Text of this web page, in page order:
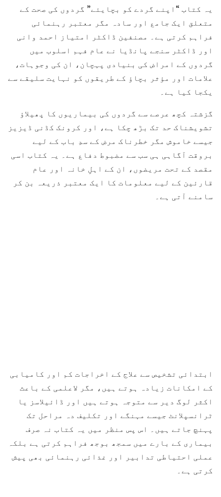
یہ کتاب “اپنے گردے کو بچایئے” گردوں کی صحت کے
متعلق ایک جامع اور سادہ مگر معتبر رہنمائی
فراہم کرتی ہے۔ مصنفین ڈاکٹر امتیاز احمد وانی
اور ڈاکٹر سنجے پانڈیا نے عام فہم اسلوب میں
گردوں کے امراض کی بنیادی پہچان، ان کی وجوہات،
علامات اور مؤثر بچاؤ کے طریقوں کو نہایت سلیقے سے
یکجا کیا ہے۔
گزشتہ کچھ عرصے سے گردوں کی بیماریوں کا پھیلاؤ
تشویشناک حد تک بڑھ چکا ہے، اور کرونک کڈنی ڈیزیز
جیسے خاموش مگر خطرناک مرض کے سدِ باب کے لیے
بروقت آگاہی ہی سب سے مضبوط دفاع ہے۔ یہ کتاب اسی
مقصد کے تحت مریضوں، ان کے اہلِ خانہ اور عام
قارئین کے لیے معلومات کا ایک معتبر ذریعہ بن کر
سامنے آتی ہے۔
ابتدائی تشخیص سے علاج کے اخراجات کم اور کامیابی
کے امکانات زیادہ ہوتے ہیں، مگر لاعلمی کے باعث
اکثر لوگ دیر سے متوجہ ہوتے ہیں اور ڈائیلاسز یا
ٹرانسپلانٹ جیسے مہنگے اور تکلیف دہ مراحل تک
پہنچ جاتے ہیں۔ اس پس منظر میں یہ کتاب نہ صرف
بیماری کے بارے میں سمجھ بوجھ فراہم کرتی ہے بلکہ
عملی احتیاطی تدابیر اور غذائی رہنمائی بھی پیش
کرتی ہے۔